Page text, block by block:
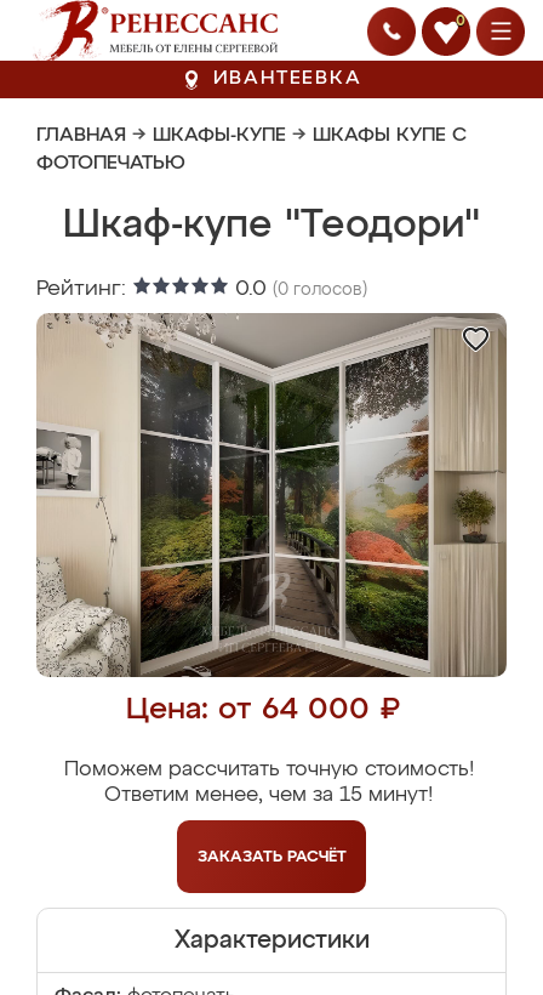
0
ИВАНТЕЕВКА
ГЛАВНАЯ → ШКАФЫ-КУПЕ → ШКАФЫ КУПЕ С
ФОТОПЕЧАТЬЮ
Шкаф-купе "Теодори"
Рейтинг: 0.0 (0 голосов)
Цена: от 64 000 ₽
Поможем рассчитать точную стоимость!
Ответим менее, чем за 15 минут!
ЗАКАЗАТЬ РАСЧЁТ
Характеристики